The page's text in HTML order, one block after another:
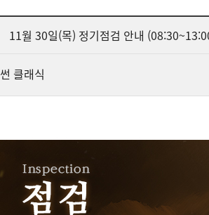
11월 30일(목) 정기점검 안내
썬 클래식